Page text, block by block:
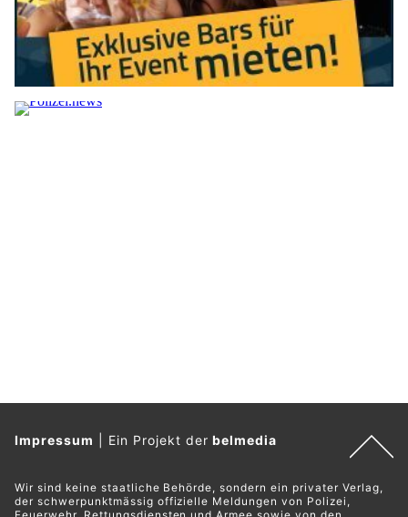
Impressum Ein Projekt derbelmedia
Wir sind keine staatliche Behörde, sondern ein privater Verlag,
der schwerpunktmässig offizielle Meldungen von Polizei,